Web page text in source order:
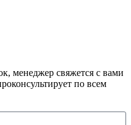
менеджер свяжется с вами
по всем